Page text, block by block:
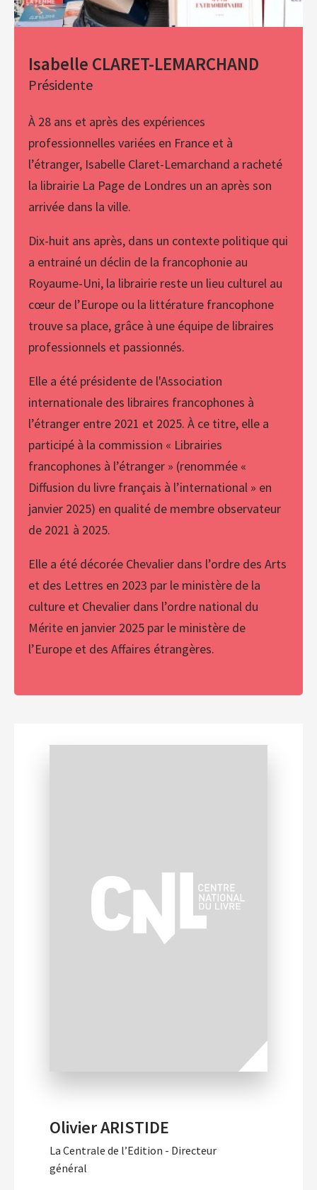
Isabelle CLARET-LEMARCHAND
Présidente
À 28 ans et après des expériences
professionnelles variées en France et à
l’étranger, Isabelle Claret-Lemarchand a racheté
la librairie La Page de Londres un an après son
arrivée dans la ville.
Dix-huit ans après, dans un contexte politique qui
a entrainé un déclin de la francophonie au
Royaume-Uni, la librairie reste un lieu culturel au
cœur de l’Europe ou la littérature francophone
trouve sa place, grâce à une équipe de libraires
professionnels et passionnés.
Elle a été présidente de l'Association
internationale des libraires francophones à
l’étranger entre 2021 et 2025. À ce titre, elle a
participé à la commission « Librairies
francophones à l’étranger » (renommée «
Diffusion du livre français à l’international » en
janvier 2025) en qualité de membre observateur
de 2021 à 2025.
Elle a été décorée Chevalier dans l’ordre des Arts
et des Lettres en 2023 par le ministère de la
culture et Chevalier dans l’ordre national du
Mérite en janvier 2025 par le ministère de
l’Europe et des Affaires étrangères.
Olivier ARISTIDE
La Centrale de l’Edition - Directeur
général